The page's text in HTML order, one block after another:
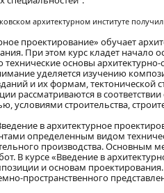
архитектурном институте
проектирование» обучает
При этом курс кладет начало
технические основы
уделяется изучению
и их формам,
рассматриваются в
условиями строительства,
в архитектурное
определенным видом
производства.
В курсе «Введение в
и основам
пространственного